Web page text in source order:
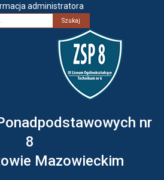
administratora
nr
8
Mazowieckim